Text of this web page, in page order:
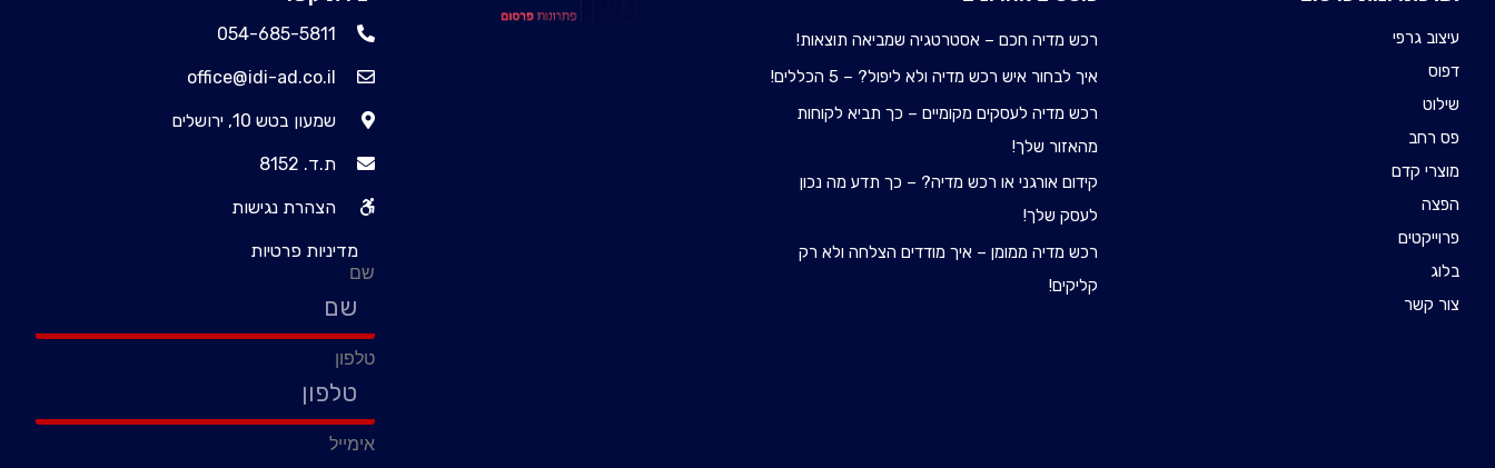
עיצוב גרפי
דפוס
שילוט
פס רחב
מוצרי קדם
הפצה
פרוייקטים
בלוג
צור קשר
רכש מדיה חכם – אסטרטגיה שמביאה תוצאות!
איך לבחור איש רכש מדיה ולא ליפול? – 5 הכללים!
רכש מדיה לעסקים מקומיים – כך תביא לקוחות
מהאזור שלך!
קידום אורגני או רכש מדיה? – כך תדע מה נכון
לעסק שלך!
רכש מדיה ממומן – איך מודדים הצלחה ולא רק
קליקים!
054-685-5811
office@idi-ad.co.il
שמעון בטש 10, ירושלים
ת.ד. 8152
הצהרת נגישות
מדיניות פרטיות
שם
טלפון
אימייל